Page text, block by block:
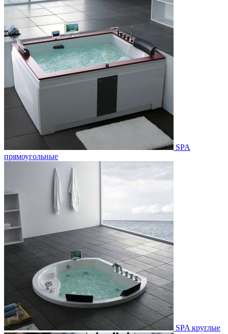
SPA
прямоугольные
SPA круглые